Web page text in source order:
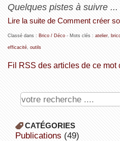
Quelques pistes à suivre ...
Lire la suite de Comment créer
Classé dans : Brico / Déco- Mots clés : atelier,
efficacité, outils
Fil RSS des articles de ce mot
CATÉGORIES
publications (49)